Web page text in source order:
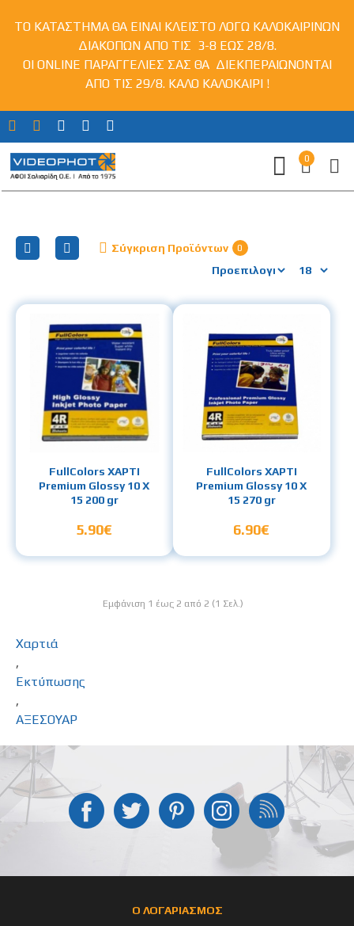
ΤΟ ΚΑΤΑΣΤΗΜΑ ΘΑ ΕΙΝΑΙ ΚΛΕΙΣΤΟ ΛΟΓΩ ΚΑΛΟΚΑΙΡΙΝΩΝ
ΔΙΑΚΟΠΩΝ ΑΠΟ ΤΙΣ 3-8 ΕΩΣ 28/8.
ΟΙ ONLINE ΠΑΡΑΓΓΕΛΙΕΣ ΣΑΣ ΘΑ ΔΙΕΚΠΕΡΑΙΩΝΟΝΤΑΙ
ΑΠΟ ΤΙΣ 29/8. ΚΑΛΟ ΚΑΛΟΚΑΙΡΙ !
0
Σύγκριση Προϊόντων 0
FullColors ΧΑΡΤΙ
Premium Glossy 10 Χ
15 200 gr
5.90€
FullColors ΧΑΡΤΙ
Premium Glossy 10 Χ
15 270 gr
6.90€
Εμφάνιση 1 έως 2 από 2 (1 Σελ.)
Χαρτιά
,
Εκτύπωσης
,
ΑΞΕΣΟΥΑΡ
Ο ΛΟΓΑΡΙΑΣΜΟΣ